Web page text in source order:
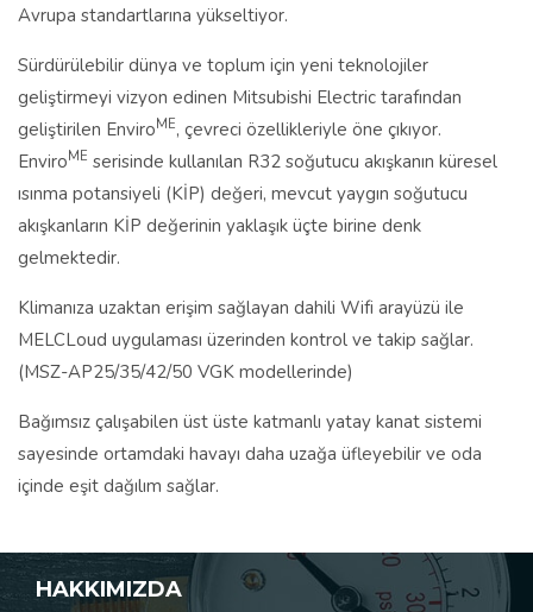
Avrupa standartlarına yükseltiyor.
Sürdürülebilir dünya ve toplum için yeni teknolojiler
geliştirmeyi vizyon edinen Mitsubishi Electric tarafından
geliştirilen EnviroME, çevreci özellikleriyle öne çıkıyor.
EnviroME serisinde kullanılan R32 soğutucu akışkanın küresel
ısınma potansiyeli (KİP) değeri, mevcut yaygın soğutucu
akışkanların KİP değerinin yaklaşık üçte birine denk
gelmektedir.
Klimanıza uzaktan erişim sağlayan dahili Wifi arayüzü ile
MELCLoud uygulaması üzerinden kontrol ve takip sağlar.
(MSZ-AP25/35/42/50 VGK modellerinde)
Bağımsız çalışabilen üst üste katmanlı yatay kanat sistemi
sayesinde ortamdaki havayı daha uzağa üfleyebilir ve oda
içinde eşit dağılım sağlar.
HAKKIMIZDA